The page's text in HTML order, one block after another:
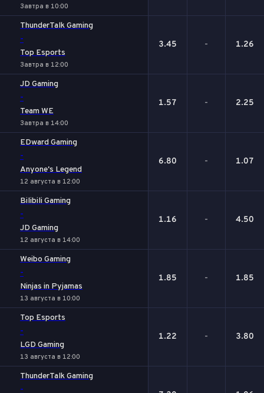
Завтра в 10:00
ThunderTalk Gaming
-
Top Esports
Завтра в 12:00
3.45 - 1.26
JD Gaming
-
Team WE
Завтра в 14:00
1.57 - 2.25
EDward Gaming
-
Anyone's Legend
12 августа в 12:00
6.80 - 1.07
Bilibili Gaming
-
JD Gaming
12 августа в 14:00
1.16 - 4.50
Weibo Gaming
-
Ninjas in Pyjamas
13 августа в 10:00
1.85 - 1.85
Top Esports
-
LGD Gaming
13 августа в 12:00
1.22 - 3.80
ThunderTalk Gaming
-